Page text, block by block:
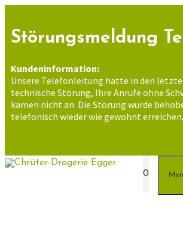
springen
Störungsmeldung
Kundeninformation:
Unsere Telefonleitung hatte in den
technische Störung, Ihre Anrufe ohne
kamen nicht an. Die Störung wurde
telefonisch wieder wie gewohnt erreichen.
0